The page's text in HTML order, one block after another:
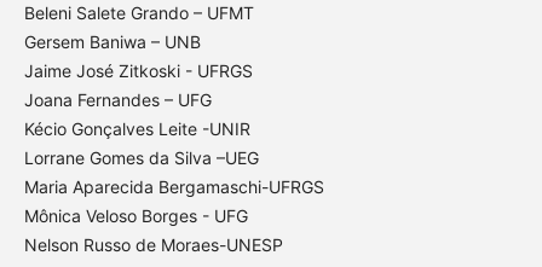
Beleni Salete Grando – UFMT
Gersem Baniwa – UNB
Jaime José Zitkoski - UFRGS
Joana Fernandes – UFG
Kécio Gonçalves Leite -UNIR
Lorrane Gomes da Silva –UEG
Maria Aparecida Bergamaschi-UFRGS
Mônica Veloso Borges - UFG
Nelson Russo de Moraes-UNESP